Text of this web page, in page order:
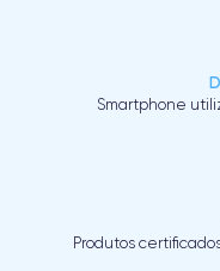
Smartphone
Produtos